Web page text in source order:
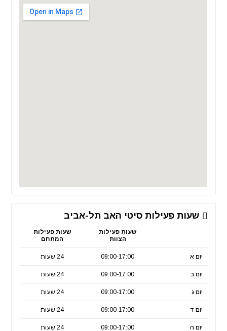
שעות פעילות סיטי האב תל-אביב
שעות פעילות
הצוות
שעות פעילות
המתחם
יום א 09:00-17:00 24 שעות
יום ב 09:00-17:00 24 שעות
יום ג 09:00-17:00 24 שעות
יום ד 09:00-17:00 24 שעות
יום ה 09:00-17:00 24 שעות